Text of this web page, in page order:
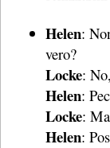
Helen:
vero?
Locke:
Helen:
Locke:
Helen: